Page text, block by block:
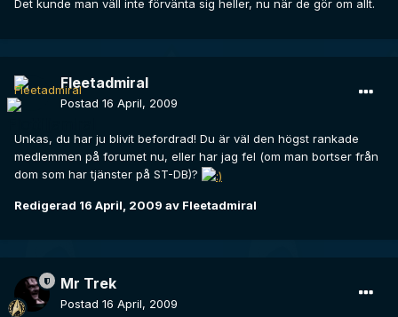
Det kunde man väll inte förvänta sig heller, nu när de gör om allt.
Fleetadmiral
Postad 16 April, 2009
Unkas, du har ju blivit befordrad! Du är väl den högst rankade
medlemmen på forumet nu, eller har jag fel (om man bortser från
dom som har tjänster på ST-DB)?
Redigerad 16 April, 2009 av Fleetadmiral
Mr Trek
Postad 16 April, 2009